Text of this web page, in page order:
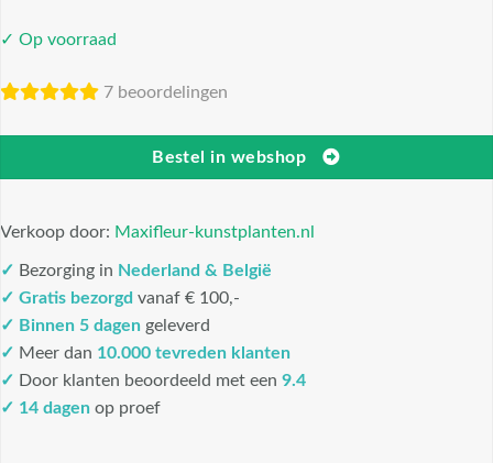
✓ Op voorraad
7 beoordelingen
Bestel in webshop
Verkoop door: Maxifleur-kunstplanten.nl
✓ Bezorging in Nederland & België
✓ Gratis bezorgd vanaf € 100,-
✓ Binnen 5 dagen geleverd
✓ Meer dan 10.000 tevreden klanten
✓ Door klanten beoordeeld met een 9.4
✓ 14 dagen op proef